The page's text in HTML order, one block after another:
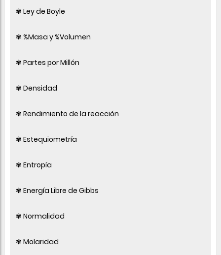
✾ Ley de Boyle
✾ %Masa y %Volumen
✾ Partes por Millón
✾ Densidad
✾ Rendimiento de la reacción
✾ Estequiometría
✾ Entropía
✾ Energía Libre de Gibbs
✾ Normalidad
✾ Molaridad